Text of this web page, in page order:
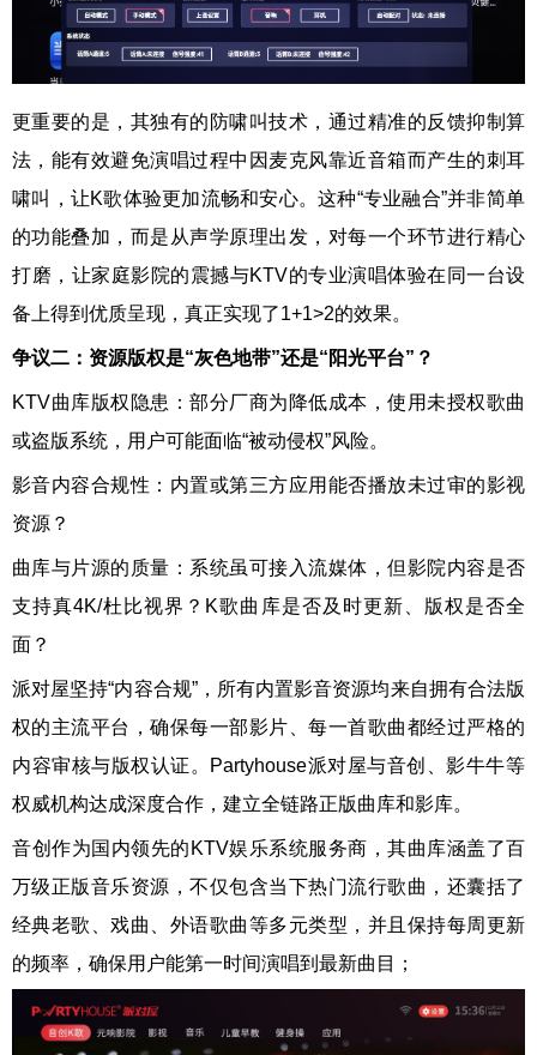
更重要的是，其独有的防啸叫技术，通过精准的反馈抑制算
法，能有效避免演唱过程中因麦克风靠近音箱而产生的刺耳
啸叫，让K歌体验更加流畅和安心。这种“专业融合”并非简单
的功能叠加，而是从声学原理出发，对每一个环节进行精心
打磨，让家庭影院的震撼与KTV的专业演唱体验在同一台设
备上得到优质呈现，真正实现了1+1>2的效果。
争议二： 资源版权是“灰色地带”还是“阳光平台”？
KTV曲库版权隐患：部分厂商为降低成本，使用未授权歌曲
或盗版系统，用户可能面临“被动侵权”风险。
影音内容合规性：内置或第三方应用能否播放未过审的影视
资源？
曲库与片源的质量：系统虽可接入流媒体，但影院内容是否
支持真4K/杜比视界？K歌曲库是否及时更新、版权是否全
面？
派对屋坚持“内容合规”，所有内置影音资源均来自拥有合法版
权的主流平台，确保每一部影片、每一首歌曲都经过严格的
内容审核与版权认证。Partyhouse派对屋与音创、影牛牛等
权威机构达成深度合作，建立全链路正版曲库和影库。
音创作为国内领先的KTV娱乐系统服务商，其曲库涵盖了百
万级正版音乐资源，不仅包含当下热门流行歌曲，还囊括了
经典老歌、戏曲、外语歌曲等多元类型，并且保持每周更新
的频率，确保用户能第一时间演唱到最新曲目；